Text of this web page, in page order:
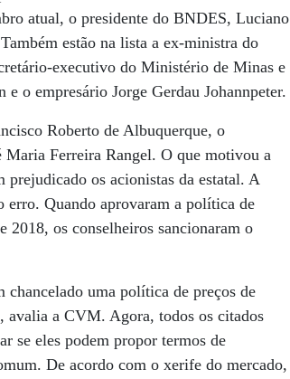
atual, o presidente do BNDES, Luciano
estão na lista a ex-ministra do
executivo do Ministério de Minas e
o empresário Jorge Gerdau Johannpeter.
Roberto de Albuquerque, o
Ferreira Rangel. O que motivou a
os acionistas da estatal. A
erro. Quando aprovaram a política de
2018, os conselheiros sancionaram o
chancelado uma política de preços de
avalia a CVM. Agora, todos os citados
se eles podem propor termos de
De acordo com o xerife do mercado,